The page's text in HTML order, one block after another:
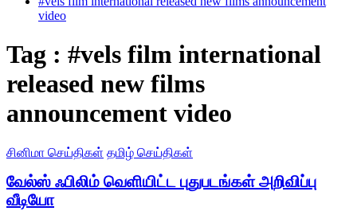
video
Tag : #vels film international
released new films
announcement video
சினிமா செய்திகள் தமிழ் செய்திகள்
வேல்ஸ் ஃபிலிம் வெளியிட்ட புதுபடங்கள் அறிவிப்பு
வீடியோ